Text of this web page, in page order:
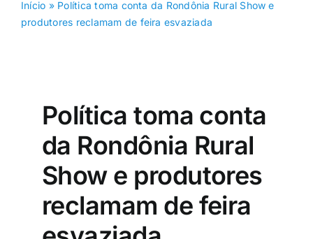
Início » Política toma conta da Rondônia Rural Show e
produtores reclamam de feira esvaziada
Política toma conta
da Rondônia Rural
Show e produtores
reclamam de feira